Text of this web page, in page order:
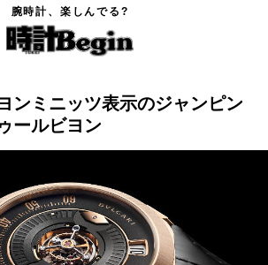
腕時計、楽しんでる?
表示のジャンピングアワー＆トゥールビヨン
ンミニッツ表示のジャンピン
ールビヨン